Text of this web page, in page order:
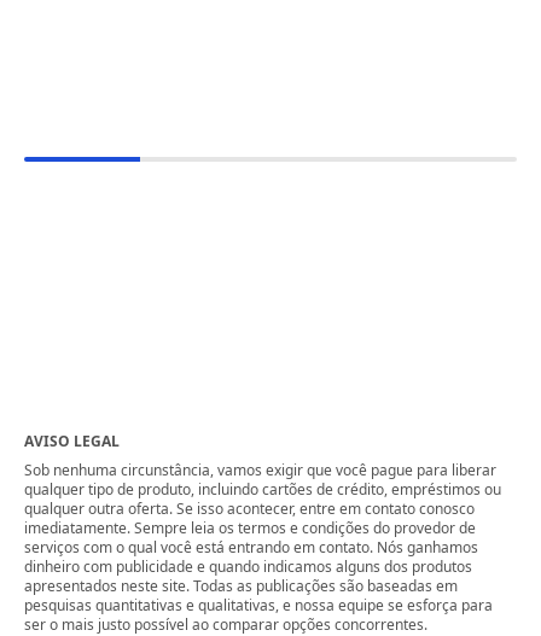
AVISO LEGAL
Sob nenhuma circunstância, vamos exigir que você pague para liberar
qualquer tipo de produto, incluindo cartões de crédito, empréstimos ou
qualquer outra oferta. Se isso acontecer, entre em contato conosco
imediatamente. Sempre leia os termos e condições do provedor de
serviços com o qual você está entrando em contato. Nós ganhamos
dinheiro com publicidade e quando indicamos alguns dos produtos
apresentados neste site. Todas as publicações são baseadas em
pesquisas quantitativas e qualitativas, e nossa equipe se esforça para
ser o mais justo possível ao comparar opções concorrentes.